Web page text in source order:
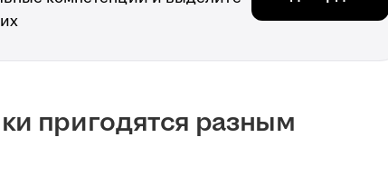
пригодятся разным